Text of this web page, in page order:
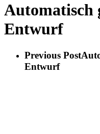
Automatisch
Entwurf
Previous Post
Entwurf